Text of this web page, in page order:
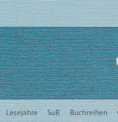
Lesejahre SuB Buchreihen